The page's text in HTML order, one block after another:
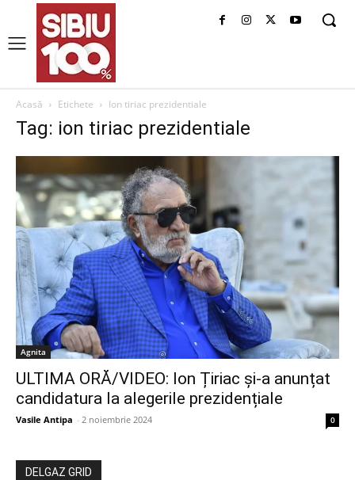
Acasă Etichete Ion tiriac prezidentiale
Tag: ion tiriac prezidentiale
Agnita
ULTIMA ORĂ/VIDEO: Ion Țiriac și-a anunțat
candidatura la alegerile prezidențiale
Vasile Antipa - 2 noiembrie 2024 0
DELGAZ GRID